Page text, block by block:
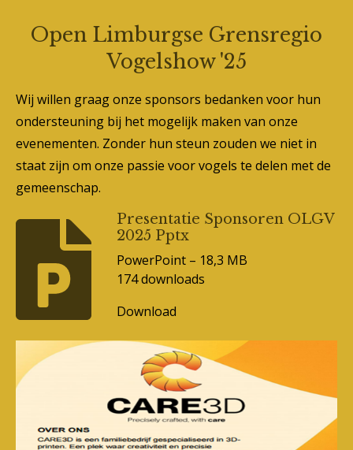
Open Limburgse Grensregio
Vogelshow '25
Wij willen graag onze sponsors bedanken voor hun
ondersteuning bij het mogelijk maken van onze
evenementen. Zonder hun steun zouden we niet in
staat zijn om onze passie voor vogels te delen met de
gemeenschap.
Presentatie Sponsoren OLGV
2025 Pptx
PowerPoint – 18,3 MB
174 downloads
Download